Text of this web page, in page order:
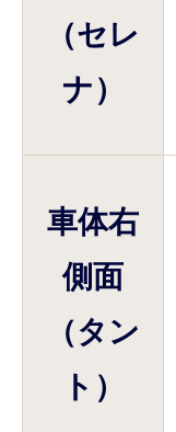
（セレ
ナ）
車体右
側面
（タン
ト）